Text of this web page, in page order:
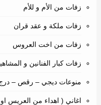
زفات من الأم و للأم
زفات ملكة و عقد قران
زفات من اخت العروس
زفات كبار الفنانين و
منوعات ديجي – رقص –
اغاني ( اهداء من العريس